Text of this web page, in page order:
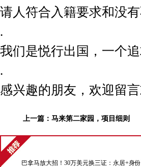
请人符合入籍要求和没有
.
我们是悦行出国，一个
.
感兴趣的朋友，欢迎留言
上一篇： 马来第二家园，项目细则
巴拿马放大招！30万美元换三证：永居+身